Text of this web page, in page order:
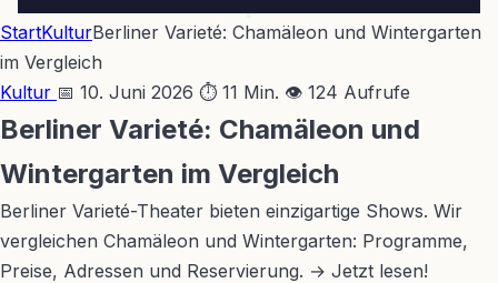
StartKulturBerliner Varieté: Chamäleon und Wintergarten
im Vergleich
Kultur 📅 10. Juni 2026 ⏱ 11 Min. 👁 124 Aufrufe
Berliner Varieté: Chamäleon und
Wintergarten im Vergleich
Berliner Varieté-Theater bieten einzigartige Shows. Wir
vergleichen Chamäleon und Wintergarten: Programme,
Preise, Adressen und Reservierung. → Jetzt lesen!